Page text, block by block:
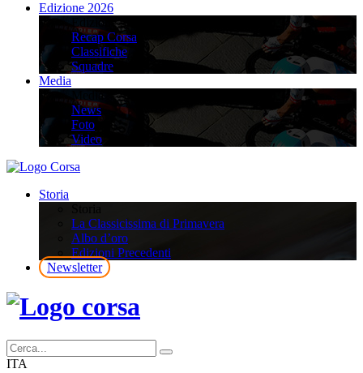
Edizione 2026
Edizione 2026
Recap Corsa
Classifiche
Squadre
Media
Media
News
Foto
Video
Storia
La Classicissima di Primavera
Albo d’oro
Edizioni Precedenti
Newsletter
ITA